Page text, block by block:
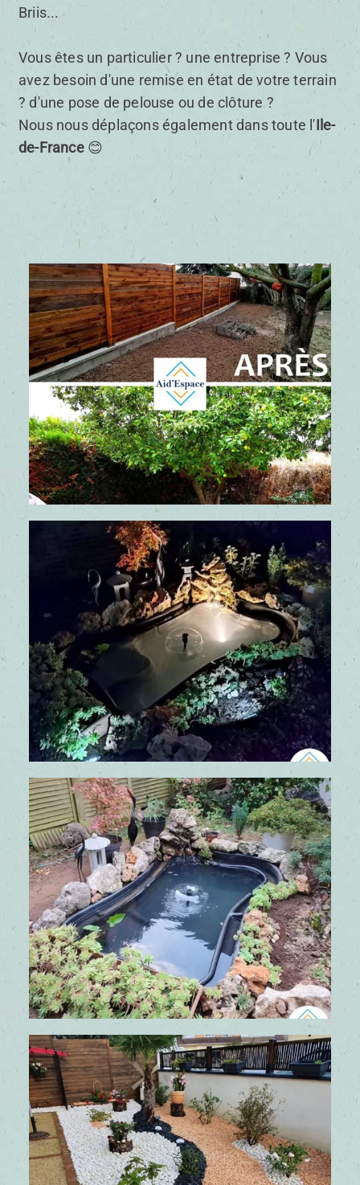
Briis...
Vous êtes un particulier ? une entreprise ? Vous
avez besoin d'une remise en état de votre terrain
? d'une pose de pelouse ou de clôture ?
Nous nous déplaçons également dans toute l' Ile-
de-France😊